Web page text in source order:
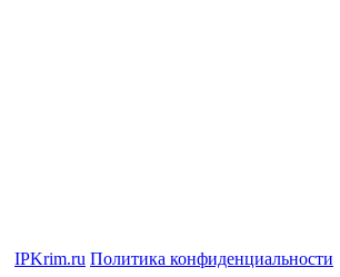
IPKrim.ru Политика конфиденциальности